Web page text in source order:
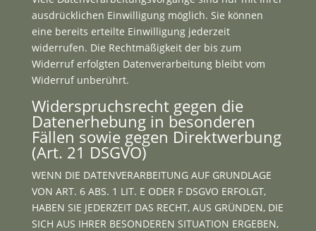
ausdrücklichen Einwilligung möglich. Sie können
eine bereits erteilte Einwilligung jederzeit
widerrufen. Die Rechtmäßigkeit der bis zum
Widerruf erfolgten Datenverarbeitung bleibt vom
Widerruf unberührt.
Widerspruchsrecht gegen die
Datenerhebung in besonderen
Fällen sowie gegen Direktwerbung
(Art. 21 DSGVO)
WENN DIE DATENVERARBEITUNG AUF GRUNDLAGE
VON ART. 6 ABS. 1 LIT. E ODER F DSGVO ERFOLGT,
HABEN SIE JEDERZEIT DAS RECHT, AUS GRÜNDEN, DIE
SICH AUS IHRER BESONDEREN SITUATION ERGEBEN,